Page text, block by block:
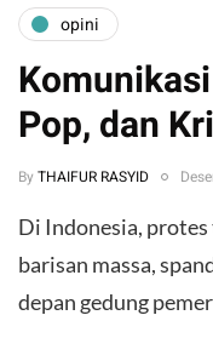
opini
Pop, dan
By THAIFUR RASYID
Di Indonesia,
barisan massa,
depan gedung